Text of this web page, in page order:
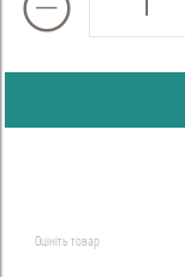
Оцініть товар